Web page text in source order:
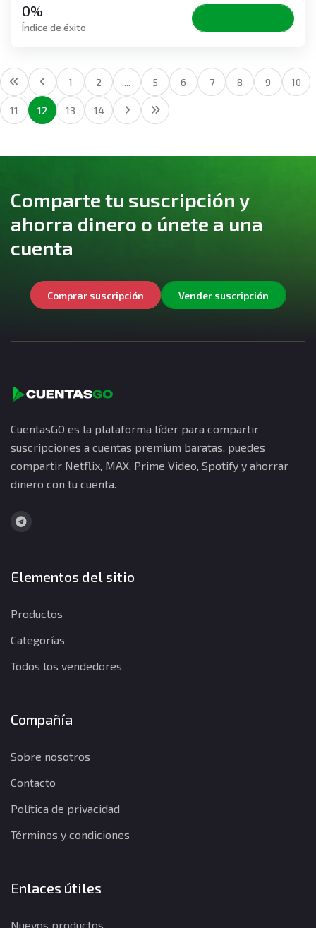
0%
Índice de éxito
1 2 ... 5 6 7 8 9 10
11 12 13 14
Comparte tu suscripción y
ahorra dinero o únete a una
cuenta
Comprar suscripción Vender suscripción
CuentasGO es la plataforma líder para compartir
suscripciones a cuentas premium baratas, puedes
compartir Netflix, MAX, Prime Video, Spotify y ahorrar
dinero con tu cuenta.
Elementos del sitio
Productos
Categorías
Todos los vendedores
Compañía
Sobre nosotros
Contacto
Política de privacidad
Términos y condiciones
Enlaces útiles
Nuevos productos